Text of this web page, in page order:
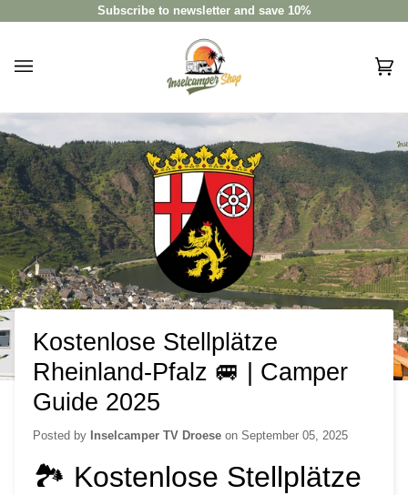
to
Subscribe to newsletter and save 10%
(0)
Kostenlose Stellplätze
Rheinland-Pfalz 🚐 | Camper
Guide 2025
Posted by Inselcamper TV Droese on September 05, 2025
🏞️ Kostenlose Stellplätze